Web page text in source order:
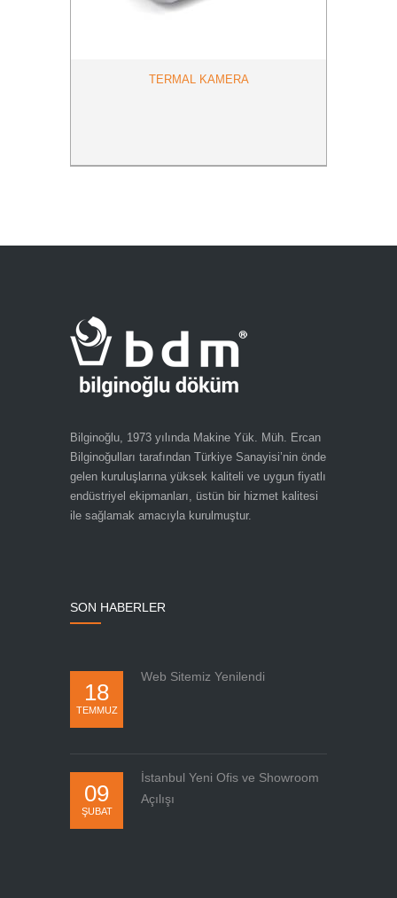
TERMAL KAMERA
Bilginoğlu, 1973 yılında Makine Yük. Müh. Ercan
Bilginoğulları tarafından Türkiye Sanayisi’nin önde
gelen kuruluşlarına yüksek kaliteli ve uygun fiyatlı
endüstriyel ekipmanları, üstün bir hizmet kalitesi
ile sağlamak amacıyla kurulmuştur.
SON HABERLER
18
TEMMUZ
Web Sitemiz Yenilendi
09
ŞUBAT
İstanbul Yeni Ofis ve Showroom
Açılışı